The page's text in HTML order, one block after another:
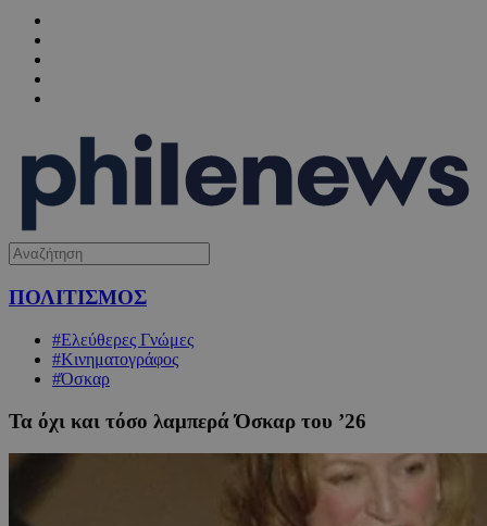
ΠΟΛΙΤΙΣΜΟΣ
#Ελεύθερες Γνώμες
#Κινηματογράφος
#Όσκαρ
Τα όχι και τόσο λαμπερά Όσκαρ του ’26